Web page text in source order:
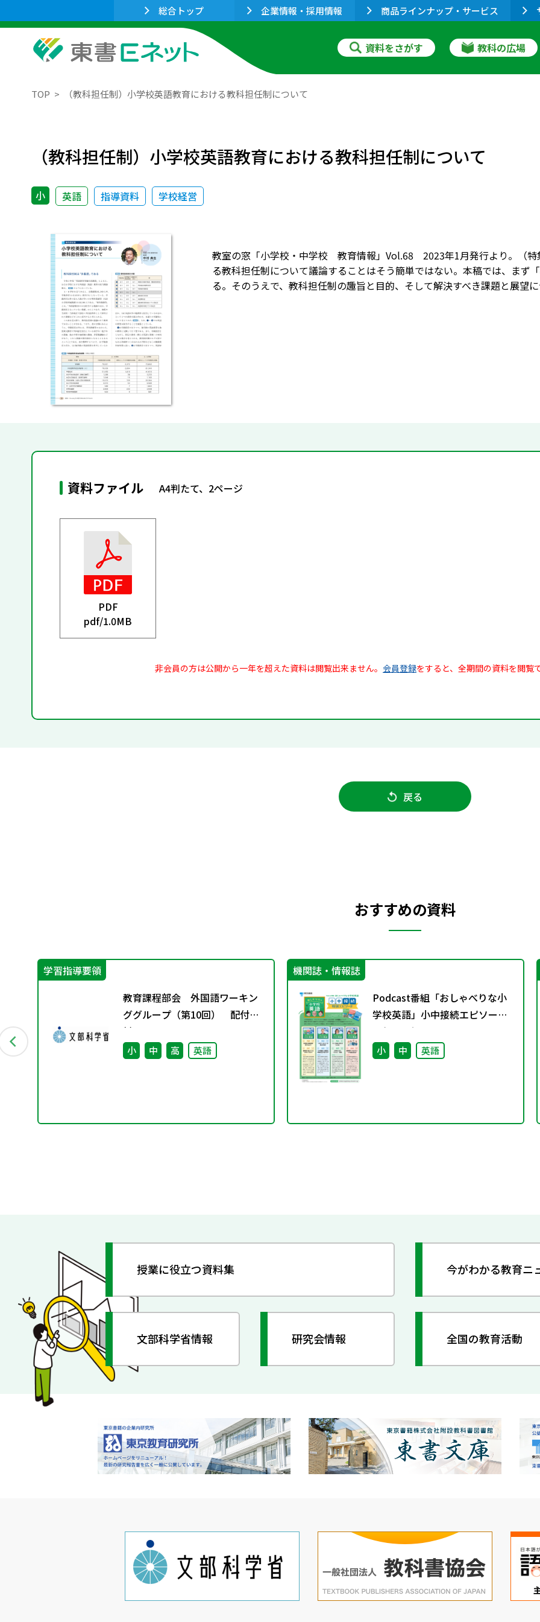
総合トップ 企業情報・採用情報 商品ラインナップ・サービス
資料をさがす 教科の広場
TOP （教科担任制）小学校英語教育における教科担任制について
（教科担任制）小学校英語教育における教科担任制について
小 英語 指導資料 学校経営
教室の窓「小学校・中学校 教育情報」Vol.68 2023年1月発行より。（
る教科担任制について議論することはそう簡単ではない。本稿では、まず
る。そのうえで、教科担任制の趣旨と目的、そして解決すべき課題と展望に
資料ファイル A4判たて、2ページ
PDF
pdf/1.0MB
非会員の方は公開から一年を超えた資料は閲覧出来ません。 会員登録をすると、全期間の資料を閲覧
戻る
おすすめの資料
学習指導要領
教育課程部会 外国語ワーキン
ググループ（第10回） 配付資
料
小 中 高 英語
機関誌・情報誌
Podcast番組「おしゃべりな小
学校英語」小中接続エピソード
配信のお知らせ
小 中 英語
授業に役立つ資料集 今がわかる教育ニ
文部科学省情報 研究会情報 全国の教育活動